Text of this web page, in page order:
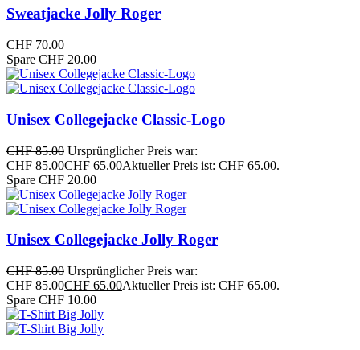
Sweatjacke Jolly Roger
CHF 70.00
Spare CHF 20.00
Unisex Collegejacke Classic-Logo
CHF85.00 Ursprünglicher Preis war:
CHF 85.00CHF 65.00Aktueller Preis ist: CHF 65.00.
Spare CHF 20.00
Unisex Collegejacke Jolly Roger
CHF85.00 Ursprünglicher Preis war:
CHF 85.00CHF 65.00Aktueller Preis ist: CHF 65.00.
Spare CHF 10.00